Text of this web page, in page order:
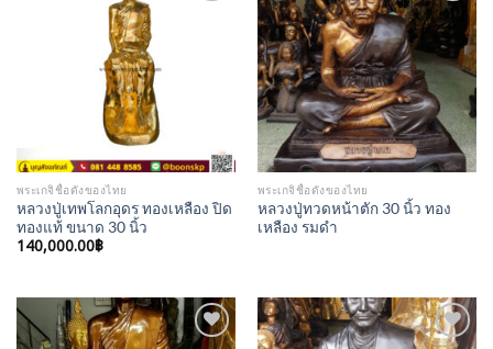
พระเกจิชื่อดังของไทย
หลวงปู่เทพโลกอุดร ทองเหลือง ปิด
ทองแท้ ขนาด 30 นิ้ว
140,000.00฿
Add to
Wishlist
พระเกจิชื่อดังของไทย
หลวงปู่ทวดหน้าตัก 30 นิ้ว ทอง
เหลือง รมดำ